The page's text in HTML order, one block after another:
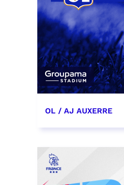
OL / AJ AUXERRE
RÉSERVER